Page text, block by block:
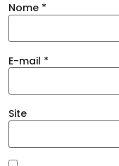
Nome *
E-mail *
Site